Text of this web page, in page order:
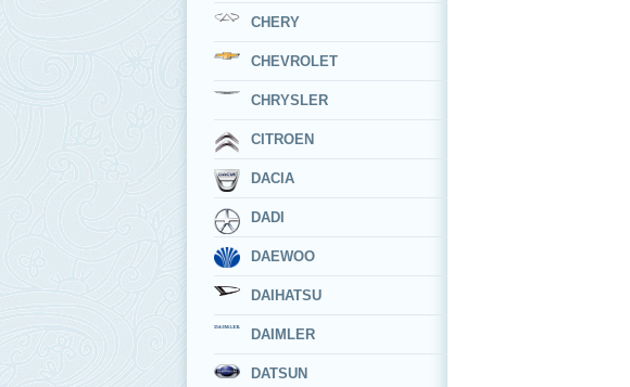
CHERY
CHEVROLET
CHRYSLER
CITROEN
DACIA
DADI
DAEWOO
DAIHATSU
DAIMLER
DATSUN